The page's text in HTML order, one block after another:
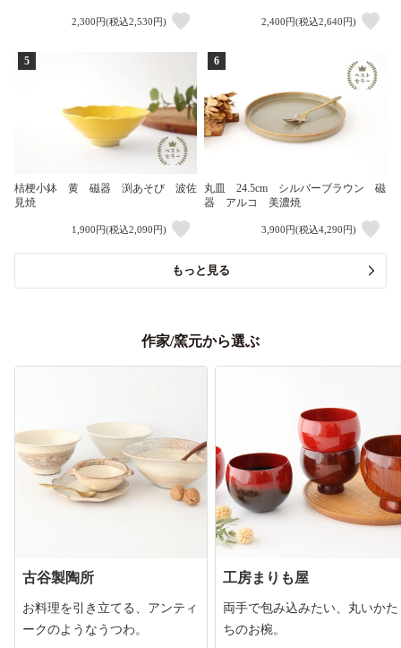
2,300円(税込2,530円) 2,400円(税込2,640円)
5
桔梗小鉢 黄 磁器 渕あそび 波佐
見焼
1,900円(税込2,090円)
6
丸皿 24.5cm シルバーブラウン 磁
器 アルコ 美濃焼
3,900円(税込4,290円)
もっと見る
作家/窯元から選ぶ
古谷製陶所
お料理を引き立てる、アンティ
ークのようなうつわ。
工房まりも屋
両手で包み込みたい、丸いかた
ちのお椀。